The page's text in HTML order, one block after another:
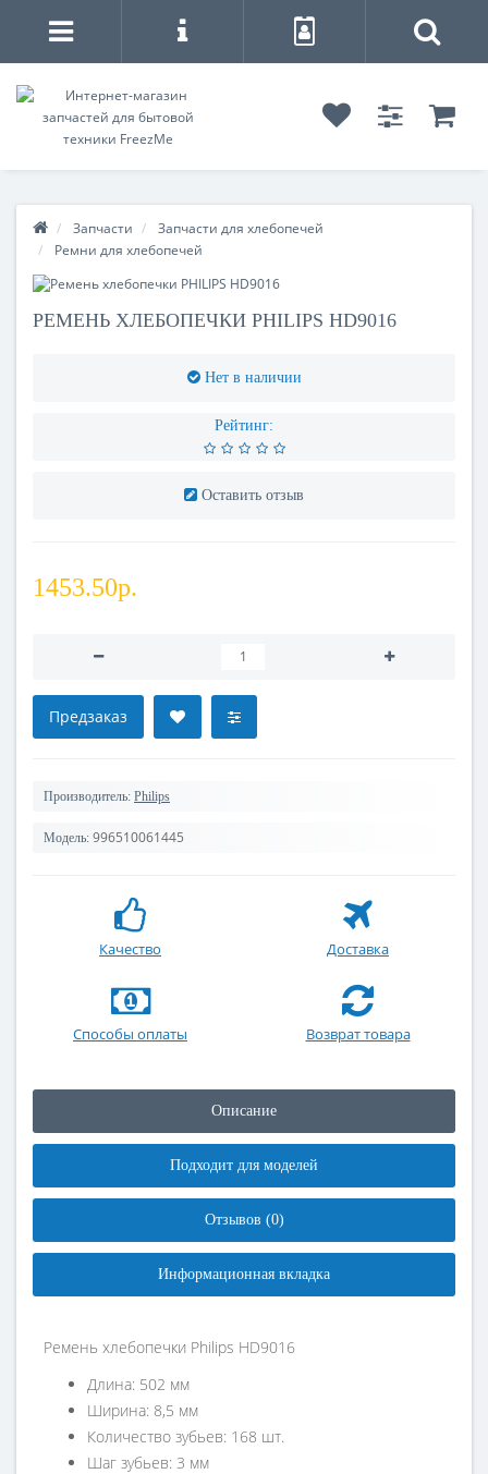
Запчасти
Запчасти для хлебопечей
Ремни для хлебопечей
РЕМЕНЬ ХЛЕБОПЕЧКИ PHILIPS HD9016
Нет в наличии
Рейтинг:
Оставить отзыв
1453.50р.
Предзаказ
Производитель: Philips
Модель: 996510061445
Качество Доставка
Способы оплаты Возврат товара
Описание
Подходит для моделей
Отзывов (0)
Информационная вкладка
Ремень хлебопечки Philips HD9016
Длина: 502 мм
Ширина: 8,5 мм
Количество зубьев: 168 шт.
Шаг зубьев: 3 мм